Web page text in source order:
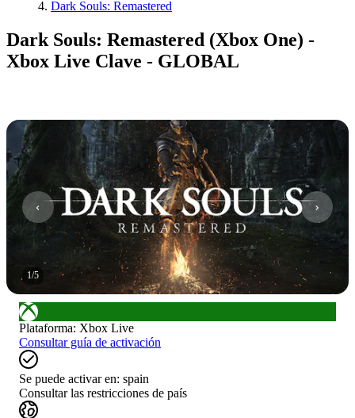
Dark Souls: Remastered
Dark Souls: Remastered (Xbox One) -
Xbox Live Clave - GLOBAL
1/5
Plataforma: Xbox Live
Consultar guía de activación
Se puede activar en: spain
Consultar las restricciones de país